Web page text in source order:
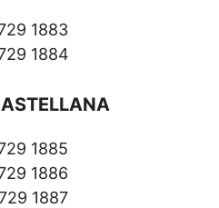
1883
1884
1885
1886
1887